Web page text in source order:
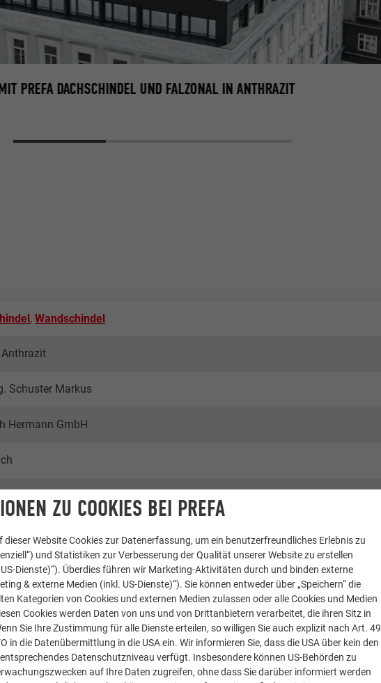
PREFA DACHSCHINDEL UND FALZONAL IN ANTHRAZIT
,Wandschindel
Anthrazit
Schuster Markus
Hermann GmbH
| Croce & Wir
ZU COOKIES BEI PREFA
dieser Website Cookies zur Datenerfassung, um ein benutzerfreundliches Erlebnis zu
und Statistiken zur Verbesserung der Qualität unserer Website zu erstellen
Dienste)“). Überdies führen wir Marketing-Aktivitäten durch und binden externe
& externe Medien (inkl. US-Dienste)“). Sie können entweder über „Speichern“ die
Kategorien von Cookies und externen Medien zulassen oder alle Cookies und Medien
Cookies werden Daten von uns und von Drittanbietern verarbeitet, die ihren Sitz in
Sie Ihre Zustimmung für alle Dienste erteilen, so willigen Sie auch explizit nach Art. 49
in die Datenübermittlung in die USA ein. Wir informieren Sie, dass die USA über kein den
Datenschutzniveau verfügt. Insbesondere können US-Behörden zu
auf Ihre Daten zugreifen, ohne dass Sie darüber informiert werden